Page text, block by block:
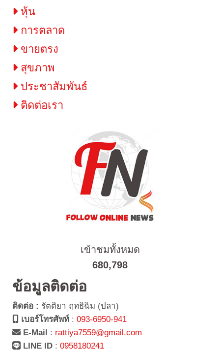
หุ้น
การตลาด
ขายตรง
สุขภาพ
ประชาสัมพันธ์
ติดต่อเรา
เข้าชมทั้งหมด
680,798
ข้อมูลติดต่อ
ติดต่อ : รัตติยา ฤทธิฉิม (ปลา)
เบอร์โทรศัพท์ : 093-6950-941
E-Mail : rattiya7559@gmail.com
LINE ID : 0958180241